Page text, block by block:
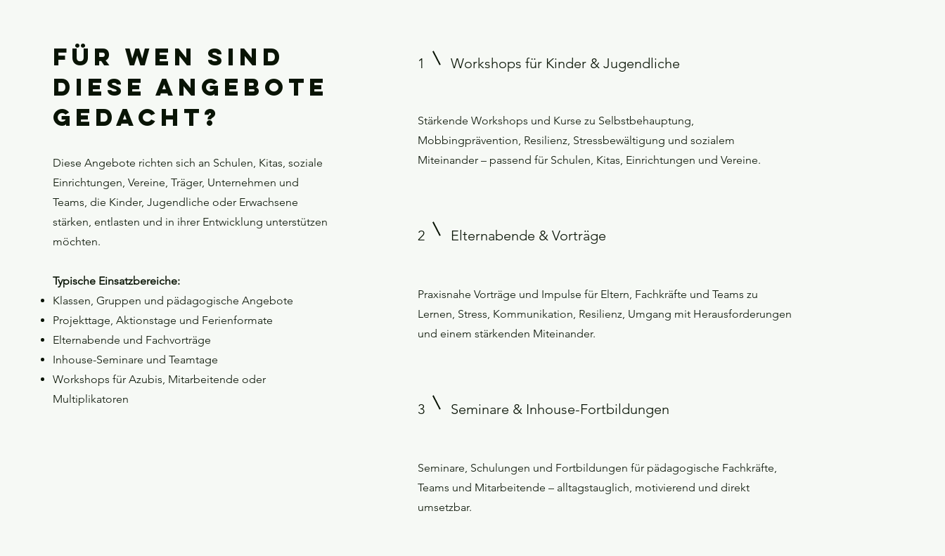
Für wen sind
diese Angebote
gedacht?
Diese Angebote richten sich an Schulen, Kitas, soziale
Einrichtungen, Vereine, Träger, Unternehmen und
Teams, die Kinder, Jugendliche oder Erwachsene
stärken, entlasten und in ihrer Entwicklung unterstützen
möchten.
Typische Einsatzbereiche:
Klassen, Gruppen und pädagogische Angebote
Projekttage, Aktionstage und Ferienformate
Elternabende und Fachvorträge
Inhouse-Seminare und Teamtage
Workshops für Azubis, Mitarbeitende oder
Multiplikatoren
1 Workshops für Kinder & Jugendliche
Stärkende Workshops und Kurse zu Selbstbehauptung,
Mobbingprävention, Resilienz, Stressbewältigung und sozialem
Miteinander – passend für Schulen, Kitas, Einrichtungen und Vereine.
2 Elternabende & Vorträge
Praxisnahe Vorträge und Impulse für Eltern, Fachkräfte und Teams zu
Lernen, Stress, Kommunikation, Resilienz, Umgang mit Herausforderungen
und einem stärkenden Miteinander.
3 Seminare & Inhouse-Fortbildungen
Seminare, Schulungen und Fortbildungen für pädagogische Fachkräfte,
Teams und Mitarbeitende – alltagstauglich, motivierend und direkt
umsetzbar.